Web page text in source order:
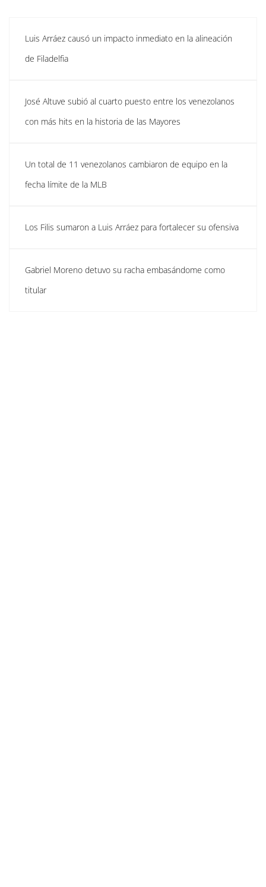
Luis Arráez causó un impacto inmediato en la alineación
de Filadelfia
José Altuve subió al cuarto puesto entre los venezolanos
con más hits en la historia de las Mayores
Un total de 11 venezolanos cambiaron de equipo en la
fecha límite de la MLB
Los Filis sumaron a Luis Arráez para fortalecer su ofensiva
Gabriel Moreno detuvo su racha embasándome como
titular